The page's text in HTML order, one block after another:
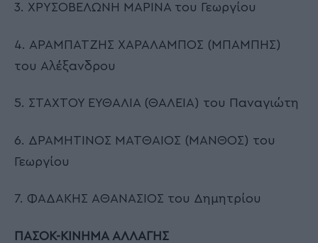
3. ΧΡΥΣΟΒΕΛΩΝΗ ΜΑΡΙΝΑ του Γεωργίου
4. ΑΡΑΜΠΑΤΖΗΣ ΧΑΡΑΛΑΜΠΟΣ (ΜΠΑΜΠΗΣ)
του Αλέξανδρου
5. ΣΤΑΧΤΟΥ ΕΥΘΑΛΙΑ (ΘΑΛΕΙΑ) του Παναγιώτη
6. ΔΡΑΜΗΤΙΝΟΣ ΜΑΤΘΑΙΟΣ (ΜΑΝΘΟΣ) του
Γεωργίου
7. ΦΑΔΑΚΗΣ ΑΘΑΝΑΣΙΟΣ του Δημητρίου
ΠΑΣΟΚ-ΚΙΝΗΜΑ ΑΛΛΑΓΗΣ